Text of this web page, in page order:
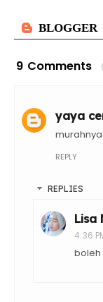
9 Comments
yaya
REPLY
REPLIES
Lisa
4:36
boleh